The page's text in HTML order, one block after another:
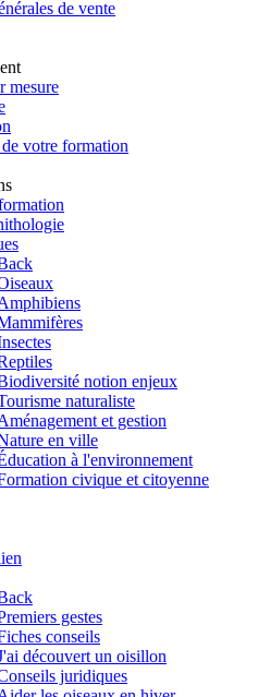
de vente
mesure
votre formation
notion enjeux
naturaliste
et gestion
en ville
à l'environnement
civique et citoyenne
gestes
conseils
découvert un oisillon
juridiques